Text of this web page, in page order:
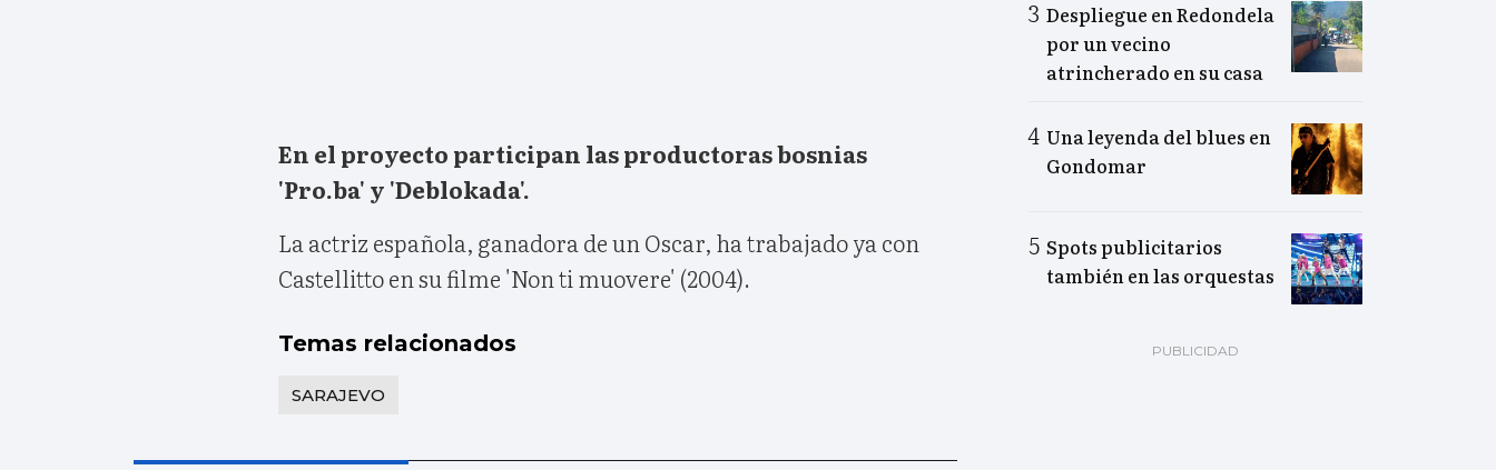
En el proyecto participan las productoras bosnias
'Pro.ba' y 'Deblokada'.
La actriz española, ganadora de un Oscar, ha trabajado ya con
Castellitto en su filme 'Non ti muovere' (2004).
Temas relacionados
SARAJEVO
Despliegue en Redondela
por un vecino
atrincherado en su casa
Una leyenda del blues en
Gondomar
Spots publicitarios
también en las orquestas